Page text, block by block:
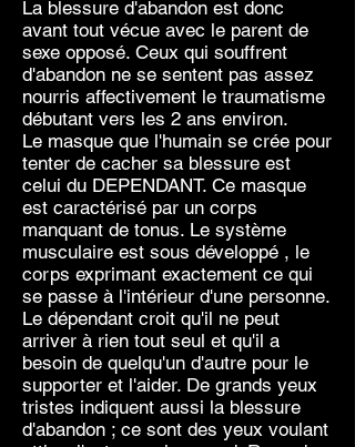
La blessure d'abandon est donc
avant tout vécue avec le parent de
sexe opposé. Ceux qui souffrent
d'abandon ne se sentent pas assez
nourris affectivement le traumatisme
débutant vers les 2 ans environ.
Le masque que l'humain se crée pour
tenter de cacher sa blessure est
celui du DEPENDANT. Ce masque
est caractérisé par un corps
manquant de tonus. Le système
musculaire est sous développé , le
corps exprimant exactement ce qui
se passe à l'intérieur d'une personne.
Le dépendant croit qu'il ne peut
arriver à rien tout seul et qu'il a
besoin de quelqu'un d'autre pour le
supporter et l'aider. De grands yeux
tristes indiquent aussi la blessure
d'abandon ; ce sont des yeux voulant